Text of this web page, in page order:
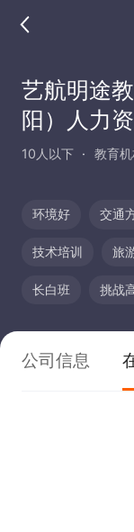
艺航明途
阳）人力资
10人以下 教育机
环境好 交通
技术培训 旅
长白班 挑战
公司信息